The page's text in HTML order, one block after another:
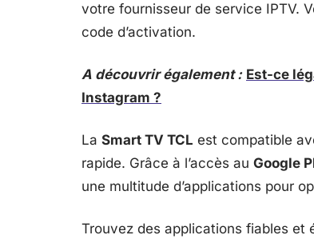
votre fournisseur de service IPTV.
code d’activation.
A découvrir également : Est-ce
Instagram ?
La Smart TV TCL est compatible
rapide. Grâce à l’accès au Google
une multitude d’applications pour
Trouvez des applications fiables et